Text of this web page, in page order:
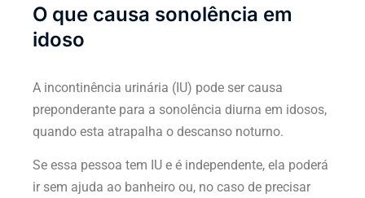
O que causa sonolência em
idoso
A incontinência urinária (IU) pode ser causa
preponderante para a sonolência diurna em idosos,
quando esta atrapalha o descanso noturno.
Se essa pessoa tem IU e é independente, ela poderá
ir sem ajuda ao banheiro ou, no caso de precisar